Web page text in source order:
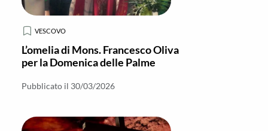
VESCOVO
L’omelia di Mons. Francesco Oliva
per la Domenica delle Palme
Pubblicato il 30/03/2026